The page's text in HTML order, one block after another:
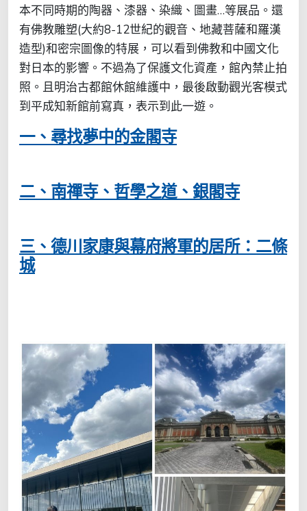
本不同時期的陶器、漆器、染織、圖畫…等展品。還
有佛教雕塑(大約8-12世紀的觀音、地藏菩薩和羅漢
造型)和密宗圖像的特展，可以看到佛教和中國文化
對日本的影響。不過為了保護文化資產，館內禁止拍
照。且明治古都館休館維護中，最後啟動觀光客模式
到平成知新館前寫真，表示到此一遊。
一、尋找夢中的金閣寺
二、南禪寺、哲學之道、銀閣寺
三、德川家康與幕府將軍的居所：二條
城